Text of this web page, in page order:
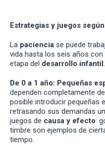
Estrategias y juegos
La paciencia se puede
vida hasta los seis años
etapa del desarrollo infantil
De 0 a 1 año: Pequeñas
dependen completamente
posible introducir pequeñas
retrasando sus demandas
juegos de causa y efecto:
timbre son ejemplos de
tiempo.